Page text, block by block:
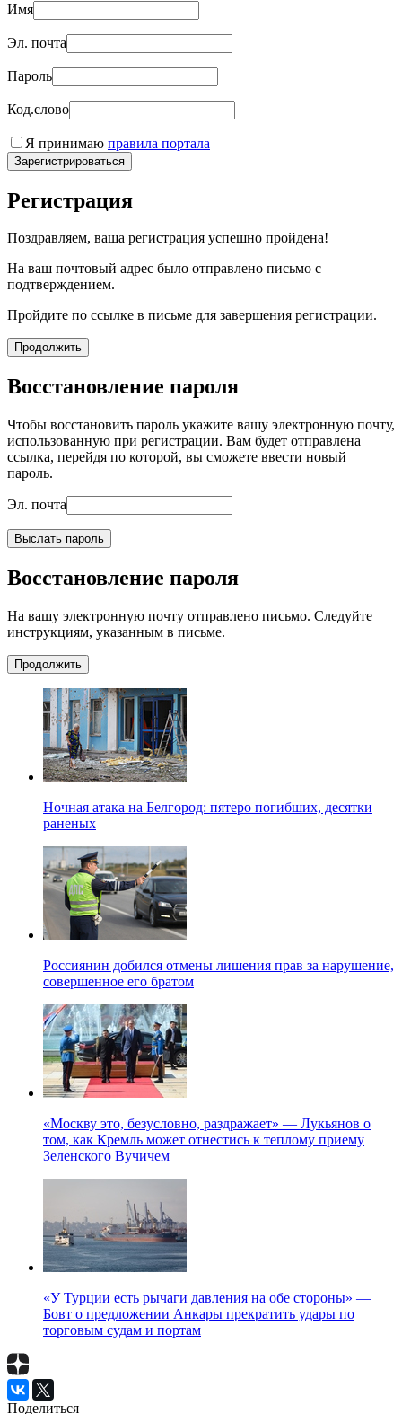
Имя
Эл. почта
Пароль
Код.слово
Я принимаю правила портала
Зарегистрироваться
Регистрация
Поздравляем, ваша регистрация успешно пройдена!
На ваш почтовый адрес было отправлено письмо с
подтверждением.
Пройдите по ссылке в письме для завершения регистрации.
Продолжить
Восстановление пароля
Чтобы восстановить пароль укажите вашу электронную почту,
использованную при регистрации. Вам будет отправлена
ссылка, перейдя по которой, вы сможете ввести новый
пароль.
Эл. почта
Выслать пароль
Восстановление пароля
На вашу электронную почту отправлено письмо. Следуйте
инструкциям, указанным в письме.
Продолжить
Ночная атака на Белгород: пятеро погибших, десятки
раненых
Россиянин добился отмены лишения прав за нарушение,
совершенное его братом
«Москву это, безусловно, раздражает» — Лукьянов о
том, как Кремль может отнестись к теплому приему
Зеленского Вучичем
«У Турции есть рычаги давления на обе стороны» —
Бовт о предложении Анкары прекратить удары по
торговым судам и портам
Поделиться